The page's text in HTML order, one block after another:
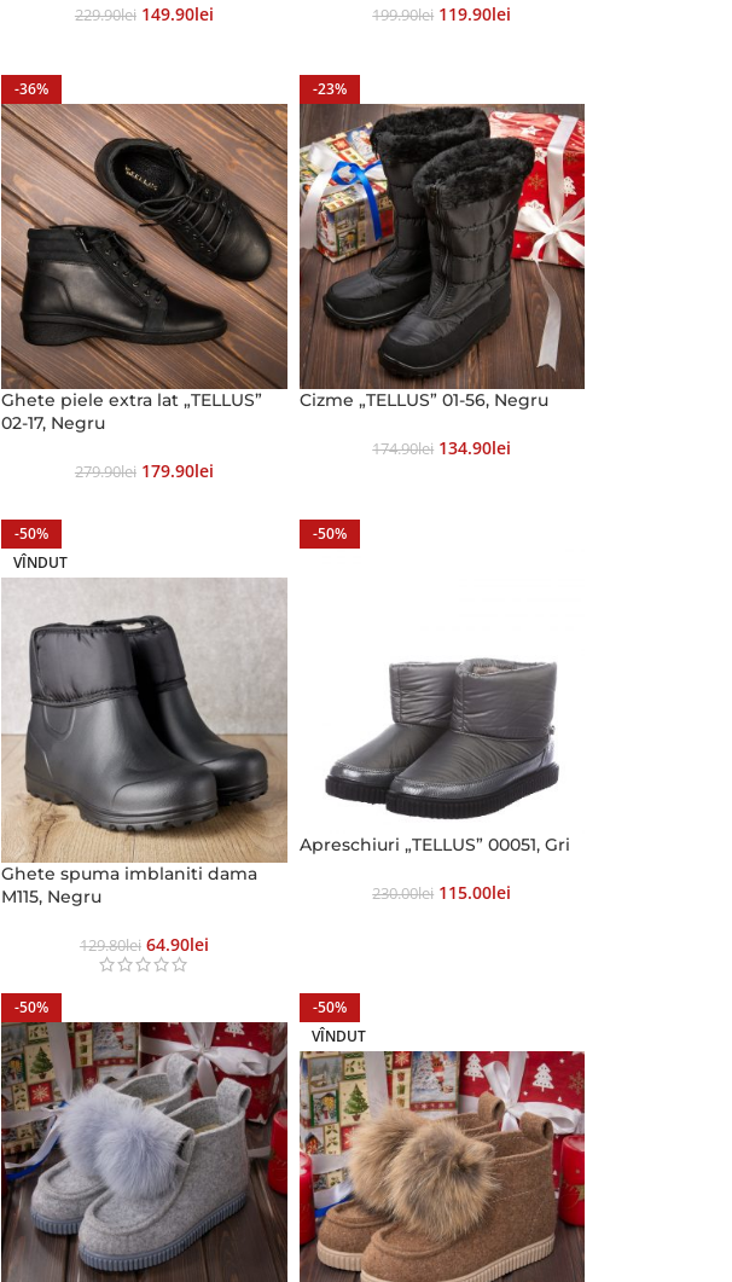
229.90Lei 149.90Lei 199.90Lei 119.90Lei
-36%
Ghete piele extra lat „TELLUS”
02-17, Negru
279.90Lei 179.90Lei
-23%
Cizme „TELLUS” 01-56, Negru
174.90Lei 134.90Lei
-50%
VÎNDUT
Ghete spuma imblaniti dama
M115, Negru
129.80Lei 64.90Lei
-50%
Apreschiuri „TELLUS” 00051, Gri
230.00Lei 115.00Lei
-50%
-50%
VÎNDUT